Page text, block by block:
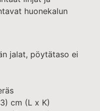
huonekalun
jalat, pöytätaso ei
cm (L x K)